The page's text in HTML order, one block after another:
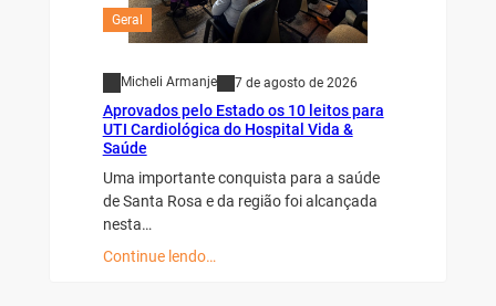
Geral
Micheli Armanje 7 de agosto de 2026
Aprovados pelo Estado os 10 leitos para
UTI Cardiológica do Hospital Vida &
Saúde
Uma importante conquista para a saúde
de Santa Rosa e da região foi alcançada
nesta…
Continue lendo…